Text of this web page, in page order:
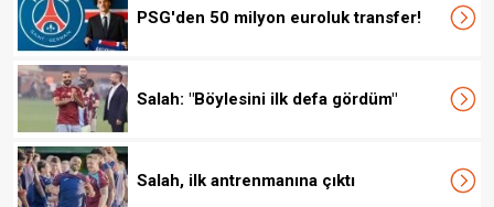
PSG'den 50 milyon euroluk transfer!
Salah: "Böylesini ilk defa gördüm"
Salah, ilk antrenmanına çıktı